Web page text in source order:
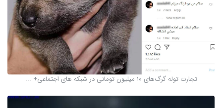
تجارت توله گرگ‌های ۱۰ میلیون تومانی در شبکه های اجتماعی+ ...